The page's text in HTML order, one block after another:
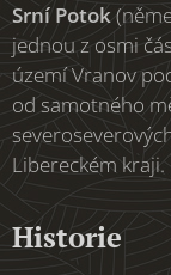
Srní Potok
jednou z osmi
území Vranov
od samotného
Libereckém kraji.
Historie